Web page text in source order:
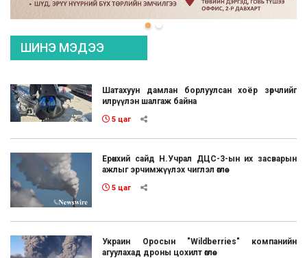
ШИНЭ МЭДЭЭ
Шатахуун дамлан борлуулсан хоёр зөрчлийг
илрүүлэн шалгаж байна
5 цаг
Ерөнхий сайд Н.Учрал ДЦС-3-ын их засварын
ажлыг эрчимжүүлэх чиглэл өглөө
5 цаг
Украин Оросын "Wildberries" компанийн
агуулахад дроны цохилт өглөө